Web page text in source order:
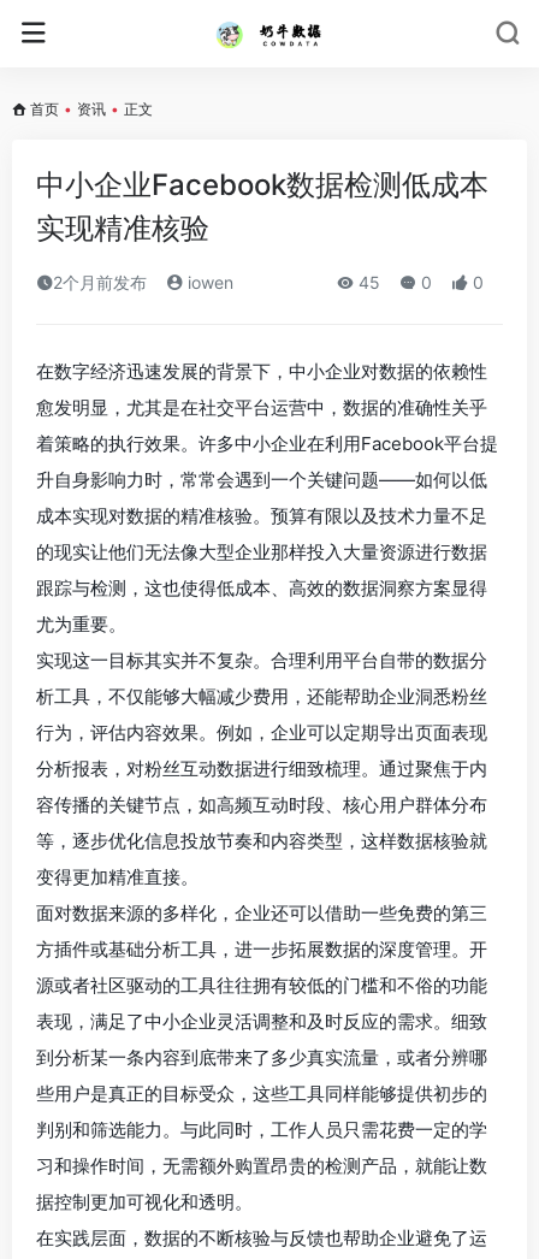
首页 • 资讯 • 正文
中小企业Facebook数据检测低成本
实现精准核验
2个月前发布 iowen 45 0 0
在数字经济迅速发展的背景下，中小企业对数据的依赖性
愈发明显，尤其是在社交平台运营中，数据的准确性关乎
着策略的执行效果。许多中小企业在利用Facebook平台提
升自身影响力时，常常会遇到一个关键问题——如何以低
成本实现对数据的精准核验。预算有限以及技术力量不足
的现实让他们无法像大型企业那样投入大量资源进行数据
跟踪与检测，这也使得低成本、高效的数据洞察方案显得
尤为重要。
实现这一目标其实并不复杂。合理利用平台自带的数据分
析工具，不仅能够大幅减少费用，还能帮助企业洞悉粉丝
行为，评估内容效果。例如，企业可以定期导出页面表现
分析报表，对粉丝互动数据进行细致梳理。通过聚焦于内
容传播的关键节点，如高频互动时段、核心用户群体分布
等，逐步优化信息投放节奏和内容类型，这样数据核验就
变得更加精准直接。
面对数据来源的多样化，企业还可以借助一些免费的第三
方插件或基础分析工具，进一步拓展数据的深度管理。开
源或者社区驱动的工具往往拥有较低的门槛和不俗的功能
表现，满足了中小企业灵活调整和及时反应的需求。细致
到分析某一条内容到底带来了多少真实流量，或者分辨哪
些用户是真正的目标受众，这些工具同样能够提供初步的
判别和筛选能力。与此同时，工作人员只需花费一定的学
习和操作时间，无需额外购置昂贵的检测产品，就能让数
据控制更加可视化和透明。
在实践层面，数据的不断核验与反馈也帮助企业避免了运